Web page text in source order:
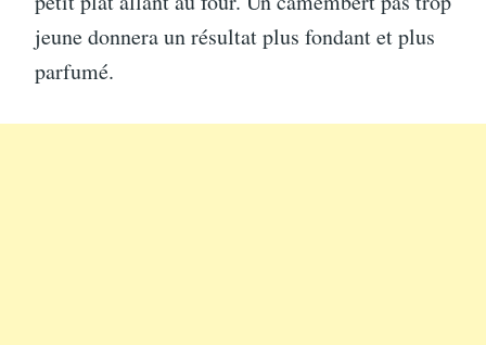
jeune donnera un résultat plus fondant et plus
parfumé.